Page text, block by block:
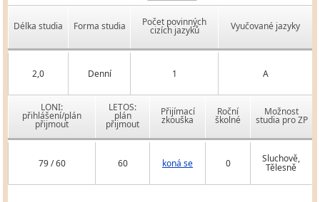
Délka studia Forma studia Počet povinných
cizích jazyků Vyučované jazyky
2,0 Denní 1 A
LONI:
přihlášení/plán
přijmout
LETOS:
plán
přijmout
Přijímací
zkouška
Roční
školné
Možnost
studia pro ZP
79 / 60 60 koná se 0 Sluchově,
Tělesně